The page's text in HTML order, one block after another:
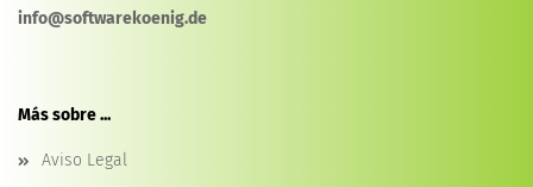
info@softwarekoenig.de
Más sobre ...
Aviso Legal